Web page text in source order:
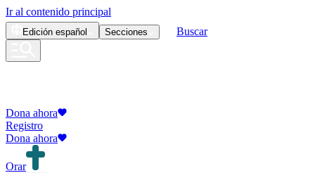
Ir al contenido principal
Edición español Secciones Buscar
Dona ahora
Registro
Dona ahora
Orar